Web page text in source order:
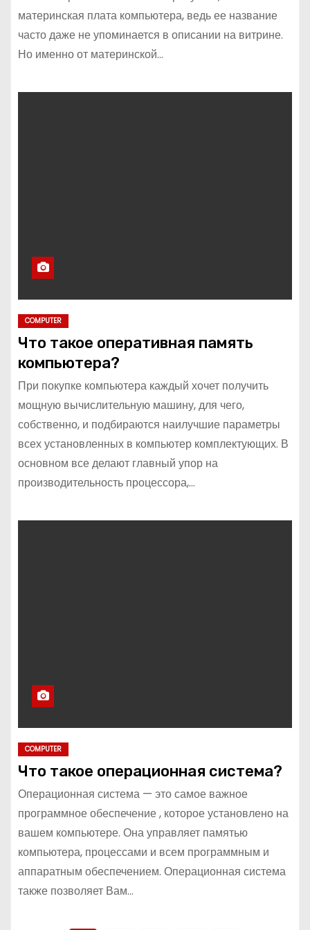
материнская плата компьютера, ведь ее название
часто даже не упоминается в описании на витрине.
Но именно от материнской…
COMPUTER
Что такое оперативная память
компьютера?
При покупке компьютера каждый хочет получить
мощную вычислительную машину, для чего,
собственно, и подбираются наилучшие параметры
всех установленных в компьютер комплектующих. В
основном все делают главный упор на
производительность процессора,…
COMPUTER
Что такое операционная система?
Операционная система — это самое важное
программное обеспечение , которое установлено на
вашем компьютере. Она управляет памятью
компьютера, процессами и всем программным и
аппаратным обеспечением. Операционная система
также позволяет Вам…